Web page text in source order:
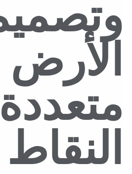
الأرض
متعددة
النقاط